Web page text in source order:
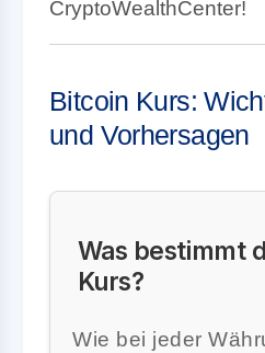
CryptoWealthCenter!
Bitcoin Kurs:
und Vorhersagen
Was bestimmt
Kurs?
Wie bei jeder